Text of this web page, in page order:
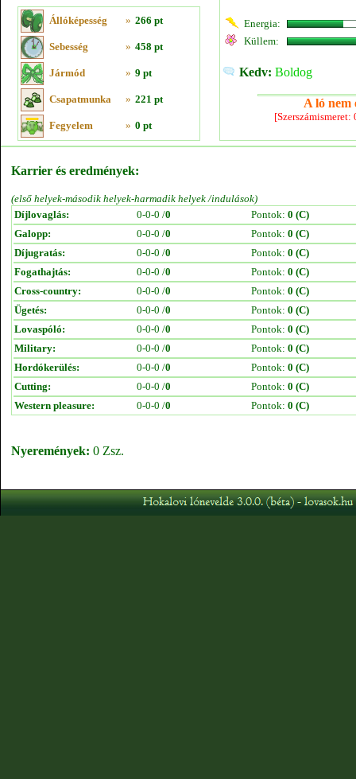
Állóképesség » 266 pt
Sebesség » 458 pt
Jármód » 9 pt
Csapatmunka » 221 pt
Fegyelem » 0 pt
Energia:
Küllem:
Kedv: Boldog
A ló nem
Karrier és eredmények:
(első helyek-második helyek-harmadik helyek /indulások)
Díjlovaglás:
0-0-0 /0 Pontok: 0 (C)
Galopp:
0-0-0 /0 Pontok: 0 (C)
Díjugratás:
0-0-0 /0 Pontok: 0 (C)
Fogathajtás:
0-0-0 /0 Pontok: 0 (C)
Cross-country:
0-0-0 /0 Pontok: 0 (C)
Ügetés:
0-0-0 /0 Pontok: 0 (C)
Lovaspóló:
0-0-0 /0 Pontok: 0 (C)
Military:
0-0-0 /0 Pontok: 0 (C)
Hordókerülés:
0-0-0 /0 Pontok: 0 (C)
Cutting:
0-0-0 /0 Pontok: 0 (C)
Western pleasure:
0-0-0 /0 Pontok: 0 (C)
Nyeremények: 0 Zsz.